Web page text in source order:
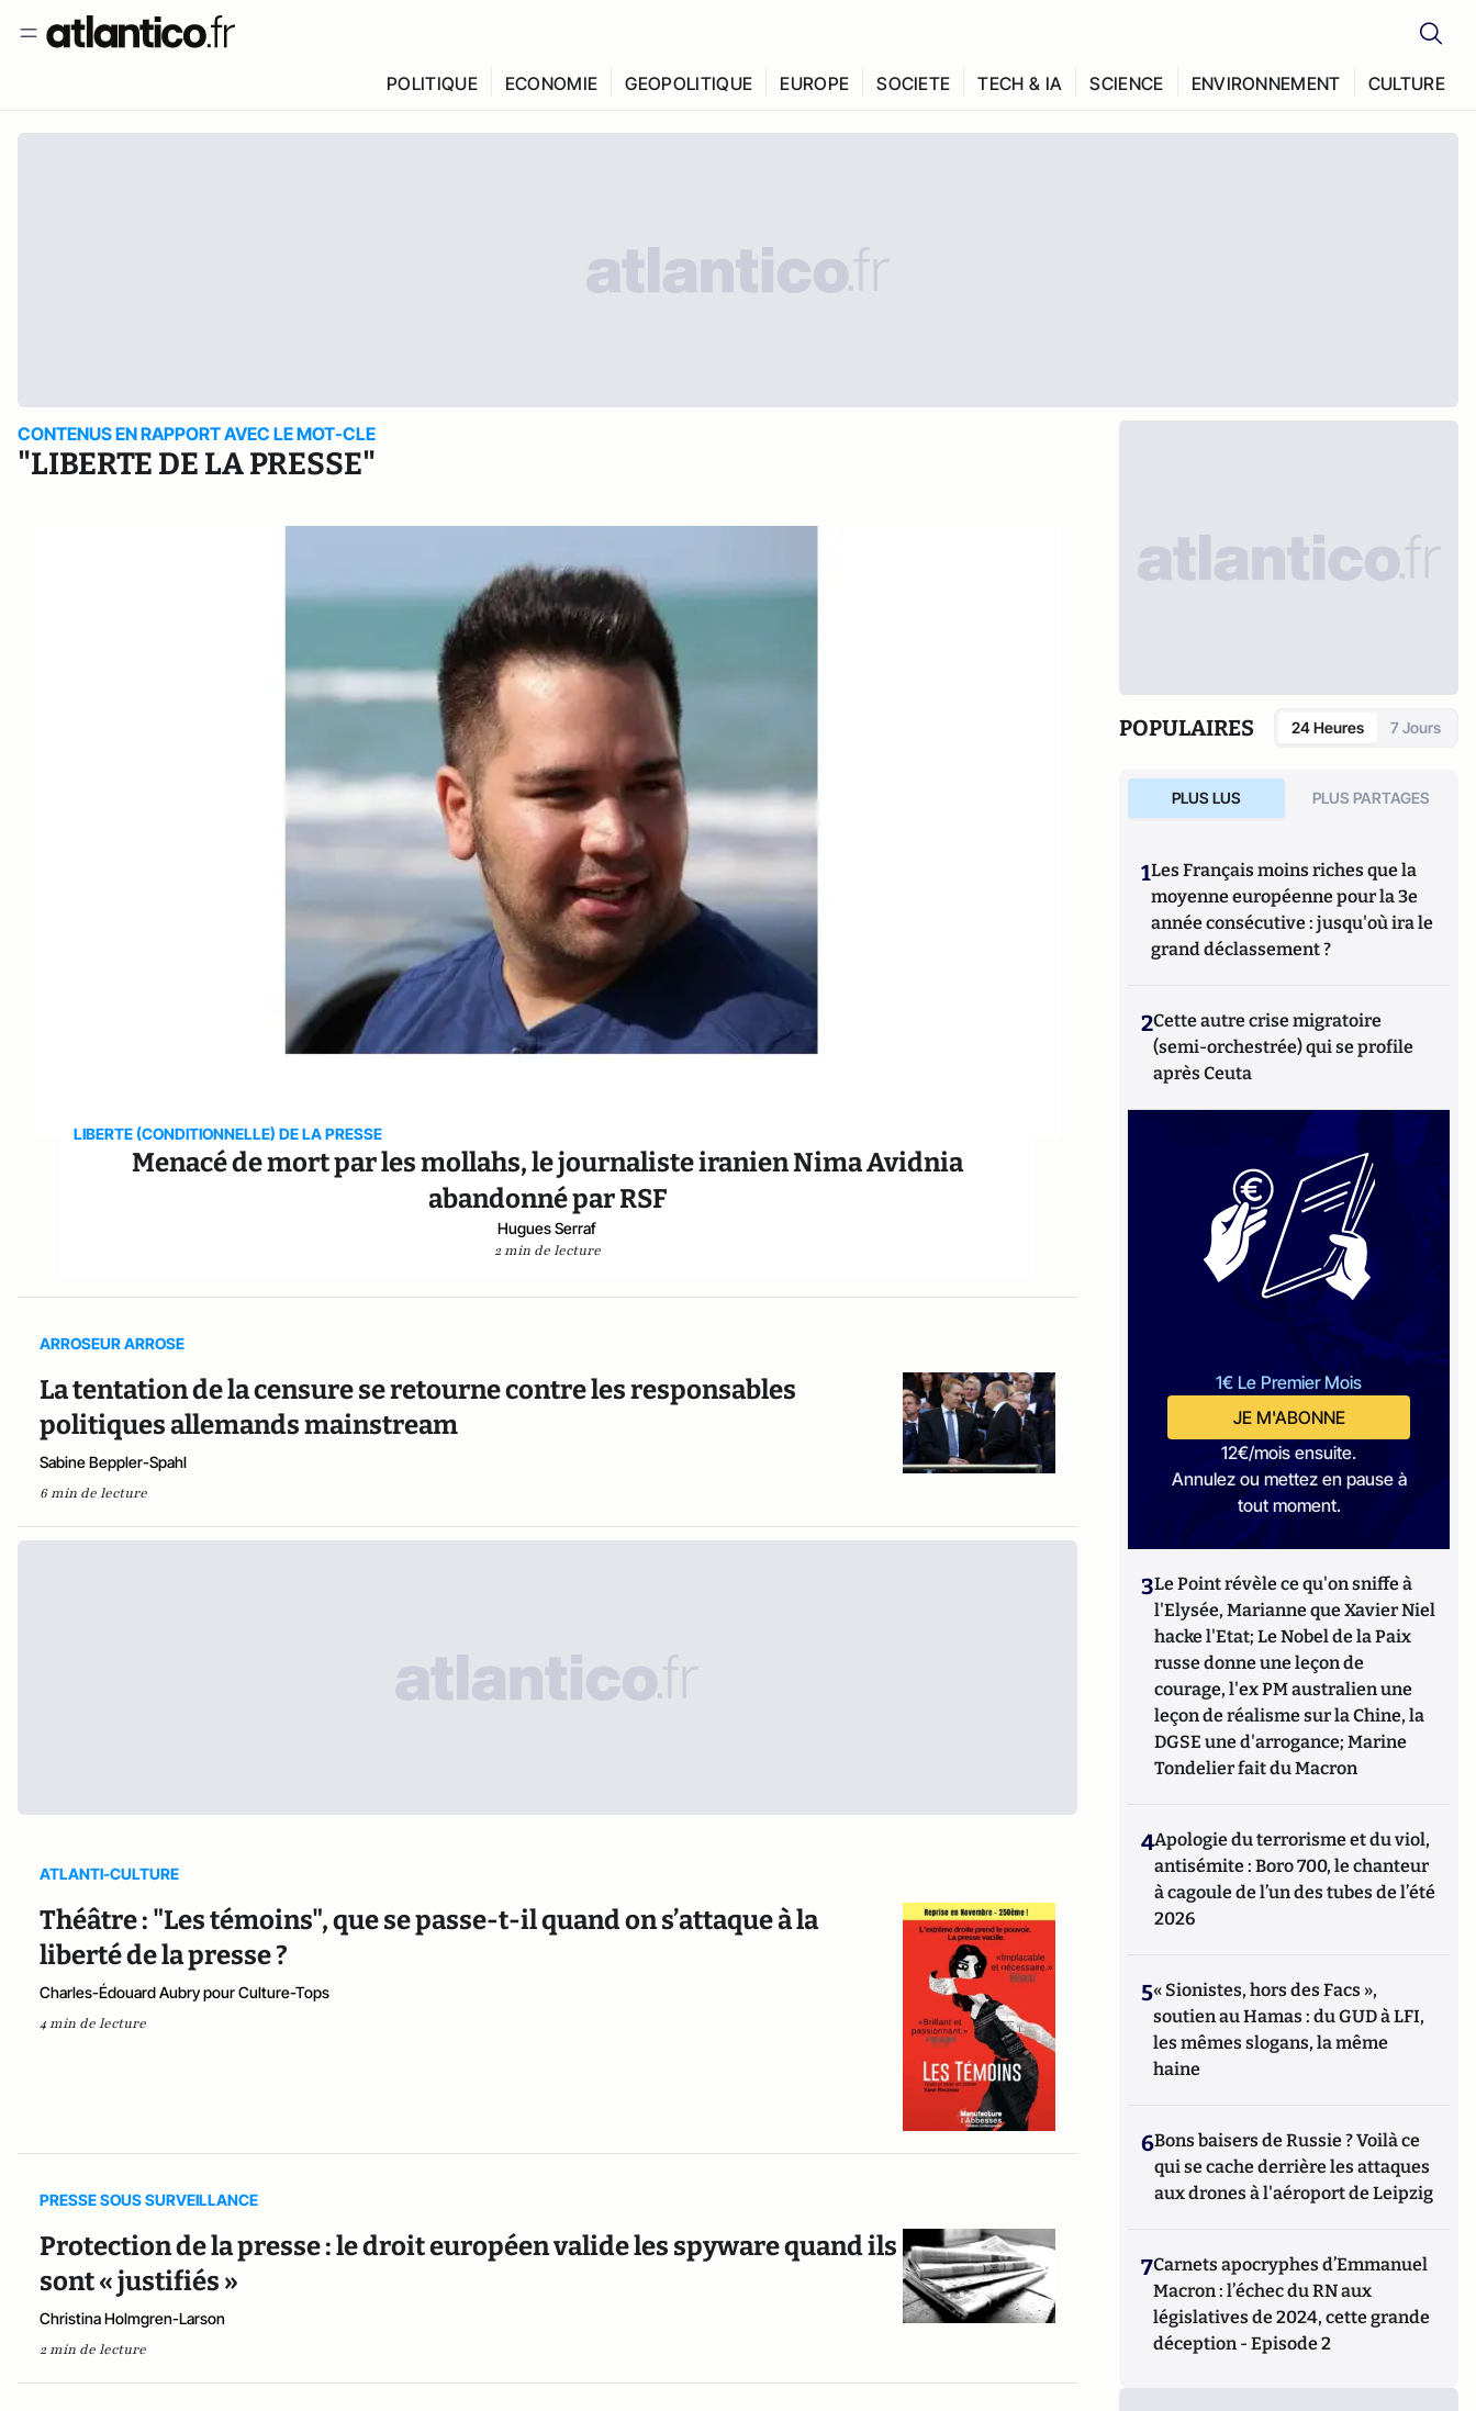
POLITIQUE ECONOMIE GEOPOLITIQUE EUROPE SOCIETE TECH & IA SCIENCE ENVIRONNEMENT CULTURE
CONTENUS EN RAPPORT AVEC LE MOT-CLE
"LIBERTE DE LA PRESSE"
LIBERTE (CONDITIONNELLE) DE LA PRESSE
Menacé de mort par les mollahs, le journaliste iranien Nima Avidnia
abandonné par RSF
Hugues Serraf
2 min de lecture
ARROSEUR ARROSE
La tentation de la censure se retourne contre les responsables
politiques allemands mainstream
Sabine Beppler-Spahl
6 min de lecture
ATLANTI-CULTURE
Théâtre : "Les témoins", que se passe-t-il quand on s’attaque à la
liberté de la presse ?
Charles-Édouard Aubry pour Culture-Tops
4 min de lecture
PRESSE SOUS SURVEILLANCE
Protection de la presse : le droit européen valide les spyware quand ils
sont « justifiés »
Christina Holmgren-Larson
2 min de lecture
POPULAIRES 24 Heures 7 Jours
PLUS LUS PLUS PARTAGES
1Les Français moins riches que la
moyenne européenne pour la 3e
année consécutive : jusqu'où ira le
grand déclassement ?
2Cette autre crise migratoire
(semi-orchestrée) qui se profile
après Ceuta
1€ Le Premier Mois
JE M'ABONNE
12€/mois ensuite.
Annulez ou mettez en pause à
tout moment.
3Le Point révèle ce qu'on sniffe à
l'Elysée, Marianne que Xavier Niel
hacke l'Etat; Le Nobel de la Paix
russe donne une leçon de
courage, l'ex PM australien une
leçon de réalisme sur la Chine, la
DGSE une d'arrogance; Marine
Tondelier fait du Macron
4Apologie du terrorisme et du viol,
antisémite : Boro 700, le chanteur
à cagoule de l’un des tubes de l’été
2026
5« Sionistes, hors des Facs »,
soutien au Hamas : du GUD à LFI,
les mêmes slogans, la même
haine
6Bons baisers de Russie ? Voilà ce
qui se cache derrière les attaques
aux drones à l'aéroport de Leipzig
7Carnets apocryphes d’Emmanuel
Macron : l’échec du RN aux
législatives de 2024, cette grande
déception - Episode 2